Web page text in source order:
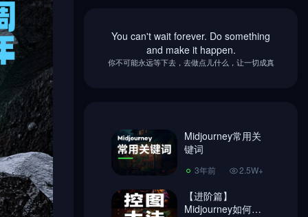
Midjourney常用关
键词
图，做到收放自
如！2年前 1.8W+
超简单Ai绘画
Midjourney 注册教
程、使用教程!
3年前
You can't wait forever. Do something
and make it happen.
你不可能永远等下去，去做点儿什么，让一切成真
Midjourney常用关
键词
3年前 2.5W+
【进阶篇】
Midjourney如何控